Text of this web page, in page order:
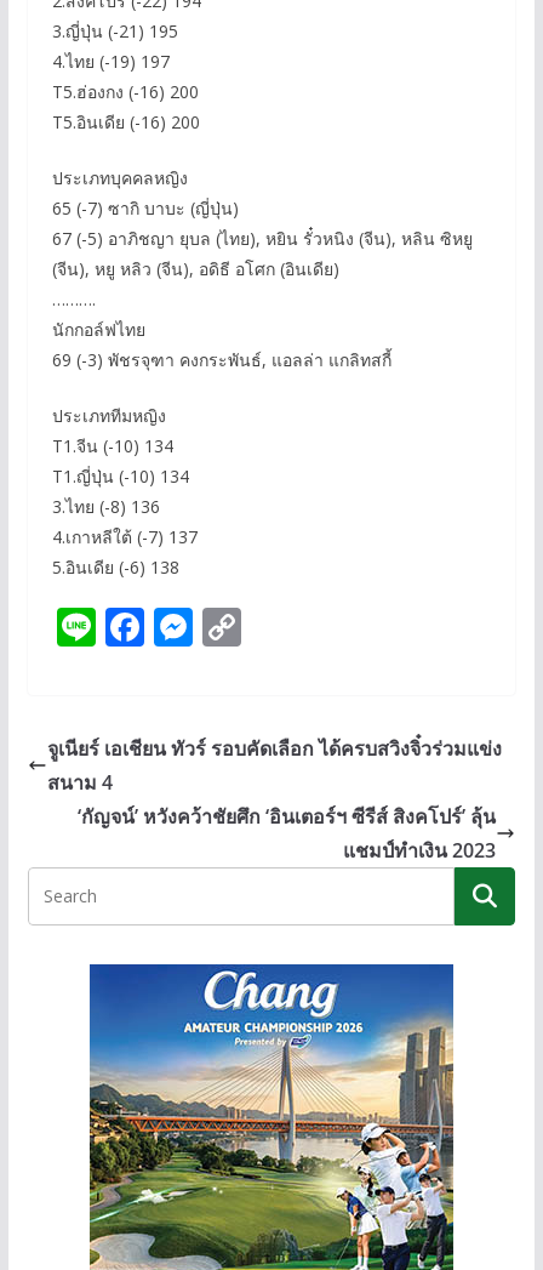
3.ญี่ปุ่น (-21) 195
4.ไทย (-19) 197
T5.ฮ่องกง (-16) 200
T5.อินเดีย (-16) 200
ประเภทบุคคลหญิง
65 (-7) ซากิ บาบะ (ญี่ปุ่น)
67 (-5) อาภิชญา ยุบล (ไทย), หยิน รั๋วหนิง (จีน), หลิน ซิหยู
(จีน), หยู หลิว (จีน), อดิธี อโศก (อินเดีย)
……….
นักกอล์ฟไทย
69 (-3) พัชรจุฑา คงกระพันธ์, แอลล่า แกลิทสกี้
ประเภททีมหญิง
T1.จีน (-10) 134
T1.ญี่ปุ่น (-10) 134
3.ไทย (-8) 136
4.เกาหลีใต้ (-7) 137
5.อินเดีย (-6) 138
Li F
b
o
k
M
e
g
er
C
y
n
k
จูเนียร์ เอเชียน ทัวร์ รอบคัดเลือก ได้ครบสวิงจิ๋วร่วมแข่ง
สนาม 4
‘กัญจน์’ หวังคว้าชัยศึก ‘อินเตอร์ฯ ซีรีส์ สิงคโปร์’ ลุ้น
แชมป์ทำเงิน 2023